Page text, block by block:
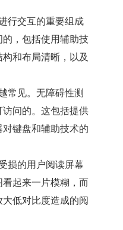
行交互的重要组成
，包括使用辅助技
和布局清晰，以及
常见。无障碍性测
问的。这包括提供
键盘和辅助技术的
损的用户阅读屏幕
起来一片模糊，而
低对比度造成的阅